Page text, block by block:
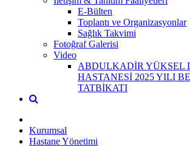
E-Bülten
Toplantı ve Organizasyonlar
Sağlık Takvimi
Fotoğraf Galerisi
Video
ABDULKADİR YÜKSEL
HASTANESİ 2025 YILI
TATBİKATI
Kurumsal
Hastane Yönetimi